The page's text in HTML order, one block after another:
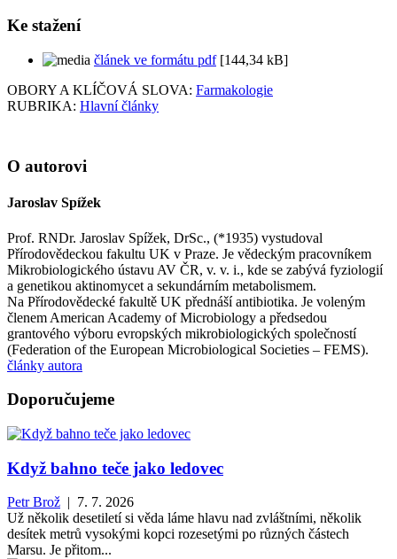
Ke stažení
článek ve formátu pdf[144,34 kB]
OBORY A KLÍČOVÁ SLOVA: Farmakologie
RUBRIKA: Hlavní články
O autorovi
Jaroslav Spížek
Prof. RNDr. Jaroslav Spížek, DrSc., (*1935) vystudoval
Přírodovědeckou fakultu UK v Praze. Je vědeckým pracovníkem
Mikrobiologického ústavu AV ČR, v. v. i., kde se zabývá fyziologií
a genetikou aktinomycet a sekundárním metabolismem.
Na Přírodovědecké fakultě UK přednáší antibiotika. Je voleným
členem American Academy of Microbiology a předsedou
grantového výboru evropských mikrobiologických společností
(Federation of the European Microbiological Societies – FEMS).
články autora
Doporučujeme
Když bahno teče jako ledovec
Petr Brož | 7. 7. 2026
Už několik desetiletí si věda láme hlavu nad zvláštními, několik
desítek metrů vysokými kopci rozesetými po různých částech
Marsu. Je přitom...